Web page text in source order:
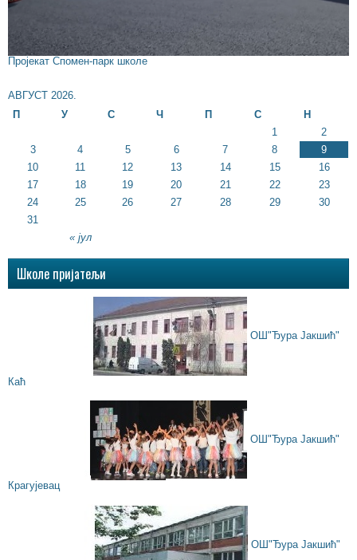
Пројекат Спомен-парк школе
АВГУСТ 2026.
П
У С Ч П С Н
« јул
1
2
3
4 5 6 7 8
9
10
11 12 13 14 15
16
17
18 19 20 21 22
23
24
25 26 27 28 29
30
31
Школе пријатељи
ОШ"Ђура Јакшић"
Каћ
ОШ"Ђура Јакшић"
Крагујевац
ОШ"Ђура Јакшић"